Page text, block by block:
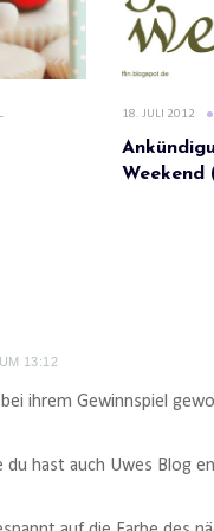
18. JULI 2012
Weekend
13:12
ihrem Gewinnspiel
du hast auch Uwes Blog